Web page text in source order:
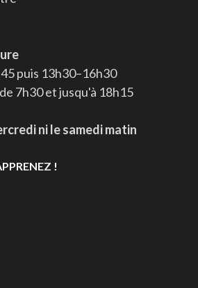
puis 13h30–16h30
7h30 et jusqu'à 18h15
ni le samedi matin
!